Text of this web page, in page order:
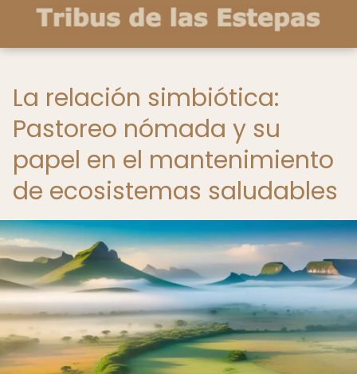
La relación simbiótica:
Pastoreo nómada y su
papel en el mantenimiento
de ecosistemas saludables